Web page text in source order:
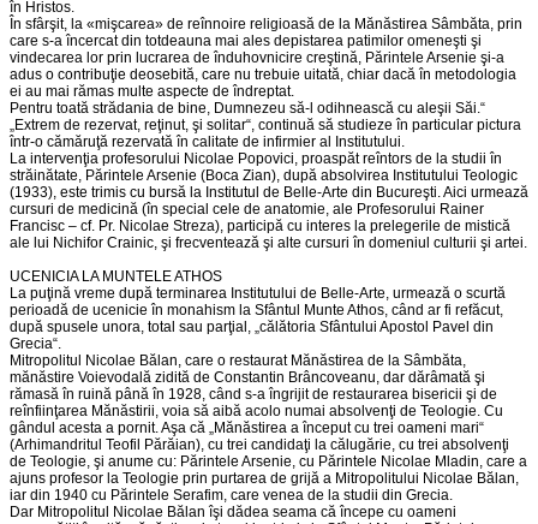
în Hristos.
În sfârşit, la «mişcarea» de reînnoire religioasă de la Mănăstirea Sâmbăta, prin
care s-a încercat din totdeauna mai ales depistarea patimilor omeneşti şi
vindecarea lor prin lucrarea de înduhovnicire creştină, Părintele Arsenie şi-a
adus o contribuţie deosebită, care nu trebuie uitată, chiar dacă în metodologia
ei au mai rămas multe aspecte de îndreptat.
Pentru toată strădania de bine, Dumnezeu să-l odihnească cu aleşii Săi.“
„Extrem de rezervat, reţinut, şi solitar“, continuă să studieze în particular pictura
într-o cămăruţă rezervată în calitate de infirmier al Institutului.
La intervenţia profesorului Nicolae Popovici, proaspăt reîntors de la studii în
străinătate, Părintele Arsenie (Boca Zian), după absolvirea Institutului Teologic
(1933), este trimis cu bursă la Institutul de Belle-Arte din Bucureşti. Aici urmează
cursuri de medicină (în special cele de anatomie, ale Profesorului Rainer
Francisc – cf. Pr. Nicolae Streza), participă cu interes la prelegerile de mistică
ale lui Nichifor Crainic, şi frecventează şi alte cursuri în domeniul culturii şi artei.
UCENICIA LA MUNTELE ATHOS
La puţină vreme după terminarea Institutului de Belle-Arte, urmează o scurtă
perioadă de ucenicie în monahism la Sfântul Munte Athos, când ar fi refăcut,
după spusele unora, total sau parţial, „călătoria Sfântului Apostol Pavel din
Grecia“.
Mitropolitul Nicolae Bălan, care o restaurat Mănăstirea de la Sâmbăta,
mănăstire Voievodală zidită de Constantin Brâncoveanu, dar dărâmată şi
rămasă în ruină până în 1928, când s-a îngrijit de restaurarea bisericii şi de
reînfiinţarea Mănăstirii, voia să aibă acolo numai absolvenţi de Teologie. Cu
gândul acesta a pornit. Aşa că „Mănăstirea a început cu trei oameni mari“
(Arhimandritul Teofil Părăian), cu trei candidaţi la călugărie, cu trei absolvenţi
de Teologie, şi anume cu: Părintele Arsenie, cu Părintele Nicolae Mladin, care a
ajuns profesor la Teologie prin purtarea de grijă a Mitropolitului Nicolae Bălan,
iar din 1940 cu Părintele Serafim, care venea de la studii din Grecia.
Dar Mitropolitul Nicolae Bălan îşi dădea seama că începe cu oameni